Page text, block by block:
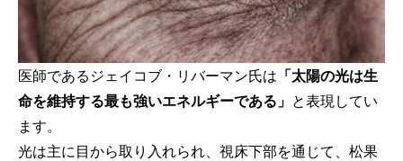
医師であるジェイコブ・リバーマン氏は 「太陽の光は生
命を維持する最も強いエネルギーである」 と表現してい
ます。
光は主に目から取り入れられ、視床下部を通じて、松果